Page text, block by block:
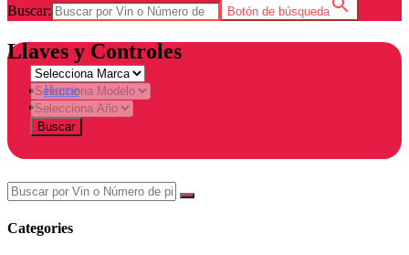
Buscar: Botón de búsqueda
Llaves y Controles
Home
Tienda
Buscar
Categories